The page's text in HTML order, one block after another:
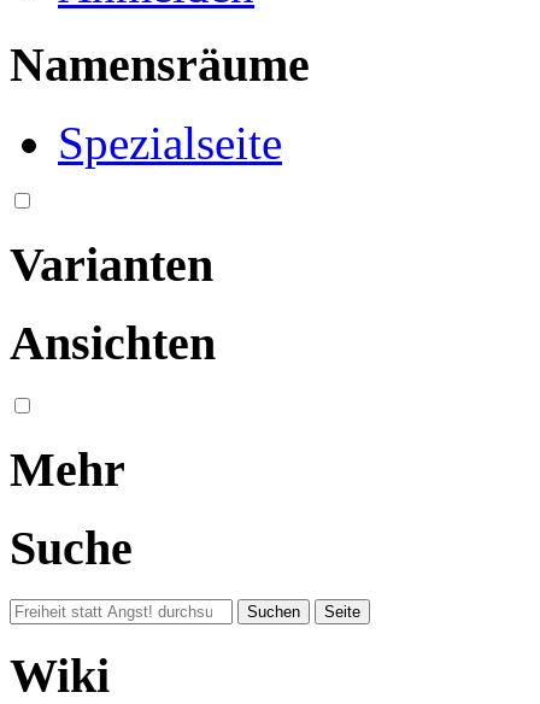
Namensräume
Spezialseite
Varianten
Ansichten
Mehr
Suche
Wiki